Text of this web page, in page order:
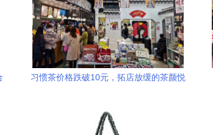
习惯茶价格跌破10元，拓店放缓的茶颜悦